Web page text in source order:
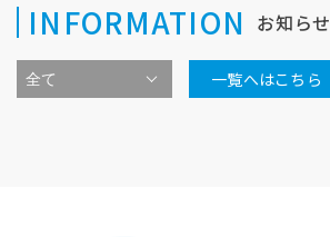
INFORMATION お知らせ
一覧へはこちら